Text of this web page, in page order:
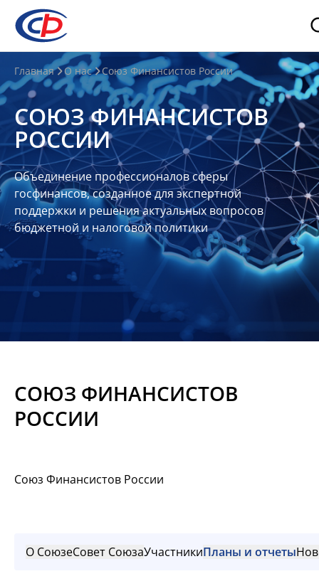
О
нас
О
СФР
Совет
Союза
Участники
Планы
отчеты
Контакты
Материалы
Главная О нас Союз Финансистов России
СОЮЗ ФИНАНСИСТОВ
РОССИИ
Объединение профессионалов сферы
госфинансов, созданное для экспертной
поддержки и решения актуальных вопросов
бюджетной и налоговой политики
СОЮЗ ФИНАНСИСТОВ
РОССИИ
Союз Финансистов России
О СоюзеСовет СоюзаУчастникиПланы и отчеты